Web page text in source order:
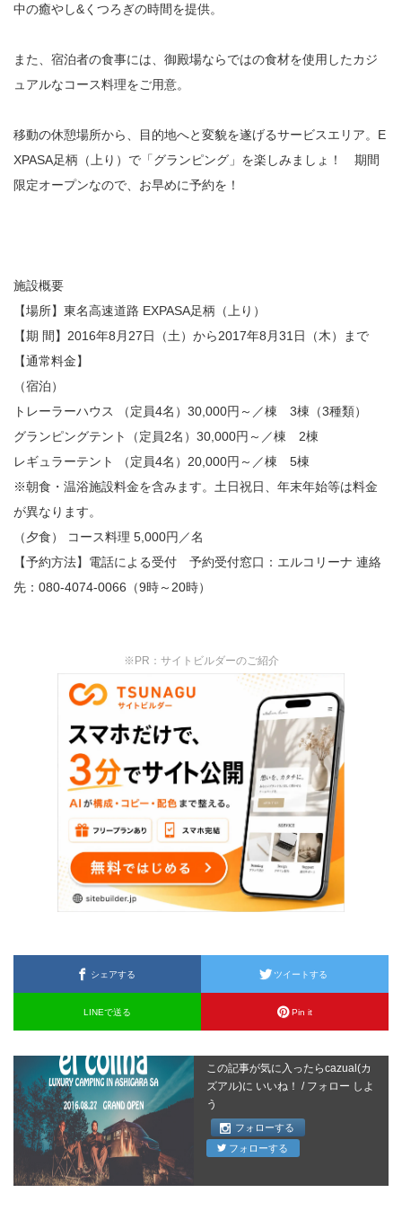
中の癒やし&くつろぎの時間を提供。
また、宿泊者の食事には、御殿場ならではの食材を使用したカジ
ュアルなコース料理をご用意。
移動の休憩場所から、目的地へと変貌を遂げるサービスエリア。E
XPASA足柄（上り）で「グランピング」を楽しみましょ！ 期間
限定オープンなので、お早めに予約を！
施設概要
【場所】東名高速道路 EXPASA足柄（上り）
【期 間】2016年8月27日（土）から2017年8月31日（木）まで
【通常料金】
（宿泊）
トレーラーハウス （定員4名）30,000円～／棟 3棟（3種類）
グランピングテント（定員2名）30,000円～／棟 2棟
レギュラーテント （定員4名）20,000円～／棟 5棟
※朝食・温浴施設料金を含みます。土日祝日、年末年始等は料金
が異なります。
（夕食） コース料理 5,000円／名
【予約方法】電話による受付 予約受付窓口：エルコリーナ 連絡
先：080-4074-0066（9時～20時）
※PR：サイトビルダーのご紹介
シェアする ツイートする
LINEで送る Pin it
この記事が気に入ったらcazual(カ
ズアル)に いいね！ / フォロー しよ
う
フォローする
フォローする